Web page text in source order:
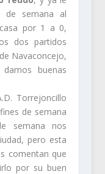
de semana al
por 1 a 0,
dos partidos
Navaconcejo,
buenas
Torrejoncillo
de semana
semana nos
pero esta
comentan que
por su buen